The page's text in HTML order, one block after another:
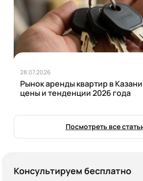
28.07.2026
Рынок аренды квартир в
цены и тенденции 2026 года
Посмотреть все
Консультируем бесплатно